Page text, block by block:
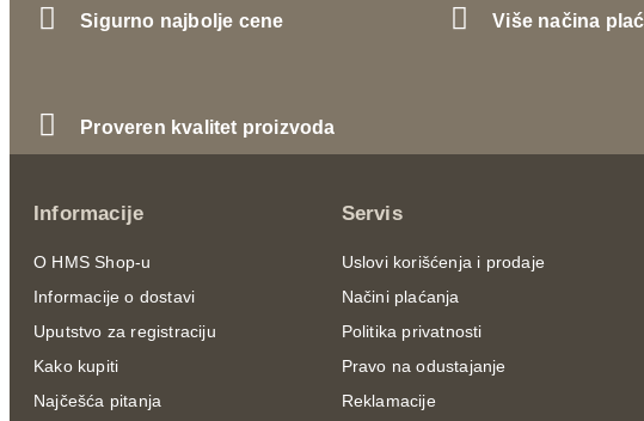
Sigurno najbolje cene Više načina
Proveren kvalitet proizvoda
Informacije
O HMS Shop-u
Informacije o dostavi
Uputstvo za registraciju
Kako kupiti
Najčešća pitanja
Servis
Uslovi korišćenja i prodaje
Načini plaćanja
Politika privatnosti
Pravo na odustajanje
Reklamacije